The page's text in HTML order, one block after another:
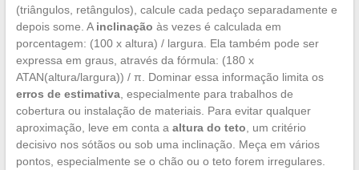
(triângulos, retângulos), calcule cada pedaço separadamente e
depois some. A inclinação às vezes é calculada em
porcentagem: (100 x altura) / largura. Ela também pode ser
expressa em graus, através da fórmula: (180 x
ATAN(altura/largura)) / π. Dominar essa informação limita os
erros de estimativa, especialmente para trabalhos de
cobertura ou instalação de materiais. Para evitar qualquer
aproximação, leve em conta a altura do teto , um critério
decisivo nos sótãos ou sob uma inclinação. Meça em vários
pontos, especialmente se o chão ou o teto forem irregulares.